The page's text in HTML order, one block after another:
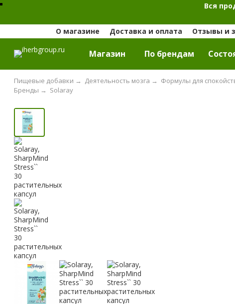
Вся
О магазине
Доставка и оплата Отзывы и
Магазин По брендам
Пищевые добавки → Деятельность мозга → Формулы для
Solaray
Бренды →